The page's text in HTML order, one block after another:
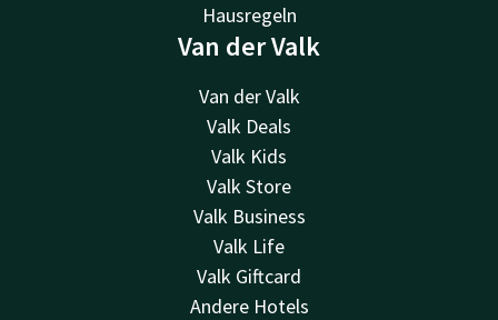
Hausregeln
Van der Valk
Van der Valk
Valk Deals
Valk Kids
Valk Store
Valk Business
Valk Life
Valk Giftcard
Andere Hotels